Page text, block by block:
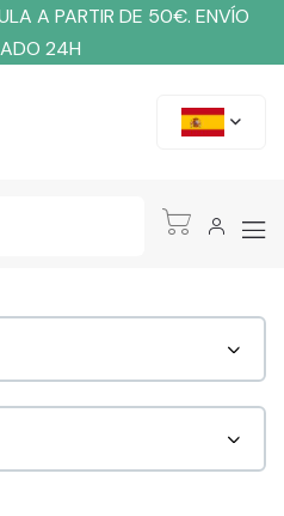
A PARTIR DE 50€. ENVÍO
24H